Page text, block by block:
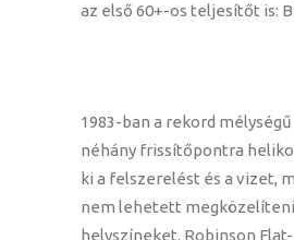
az első 60+-os teljesítőt is:
1983-ban a rekord
néhány frissítőpontra
ki a felszerelést és a vizet,
nem lehetett
helyszíneket. Robinson